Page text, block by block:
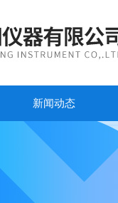
新闻动态